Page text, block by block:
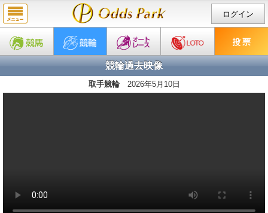
ログイン
競輪過去映像
取手競輪 2026年5月10日